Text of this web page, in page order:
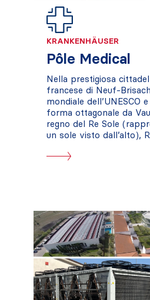
KRANKENHÄUSER
Pôle Medical
Nella prestigiosa
francese di Neuf-
mondiale dell’UNESCO
forma ottagonale da
regno del Re Sole
un sole visto dall’alto),